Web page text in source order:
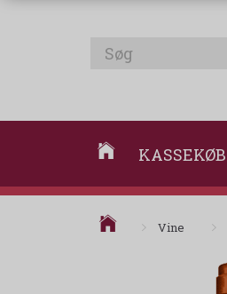
KASSEKØB
Vine